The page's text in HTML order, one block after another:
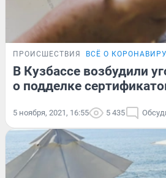
ПРОИСШЕСТВИЯ ВСЁ О
В Кузбассе возбудили
о подделке
5 ноября, 2021, 16:55 5 435